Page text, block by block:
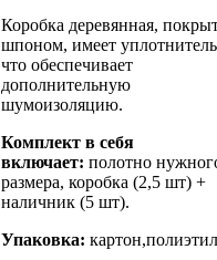
Коробка деревянная,
шпоном, имеет
что обеспечивает
дополнительную
шумоизоляцию.
Комплект в себя
включает: полотно
размера, коробка (2,5 шт) +
наличник (5 шт).
Упаковка: